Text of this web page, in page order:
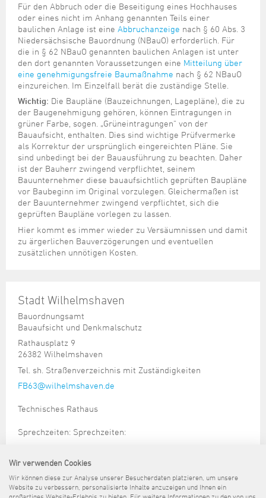
Für den Abbruch oder die Beseitigung eines Hochhauses
oder eines nicht im Anhang genannten Teils einer
baulichen Anlage ist eine Abbruchanzeige nach § 60 Abs. 3
Niedersächsische Bauordnung (NBauO) erforderlich. Für
die in § 62 NBauO genannten baulichen Anlagen ist unter
den dort genannten Voraussetzungen eine Mitteilung über
eine genehmigungsfreie Baumaßnahme nach § 62 NBauO
einzureichen. Im Einzelfall berät die zuständige Stelle.
Wichtig: Die Baupläne (Bauzeichnungen, Lagepläne), die zu
der Baugenehmigung gehören, können Eintragungen in
grüner Farbe, sogen. „Grüneintragungen“ von der
Bauaufsicht, enthalten. Dies sind wichtige Prüfvermerke
als Korrektur der ursprünglich eingereichten Pläne. Sie
sind unbedingt bei der Bauausführung zu beachten. Daher
ist der Bauherr zwingend verpflichtet, seinem
Bauunternehmer diese bauaufsichtlich geprüften Baupläne
vor Baubeginn im Original vorzulegen. Gleichermaßen ist
der Bauunternehmer zwingend verpflichtet, sich die
geprüften Baupläne vorlegen zu lassen.
Hier kommt es immer wieder zu Versäumnissen und damit
zu ärgerlichen Bauverzögerungen und eventuellen
zusätzlichen unnötigen Kosten.
Stadt Wilhelmshaven
Bauordnungsamt
Bauaufsicht und Denkmalschutz
Rathausplatz 9
26382 Wilhelmshaven
Tel. sh. Straßenverzeichnis mit Zuständigkeiten
FB63@wilhelmshaven.de
Technisches Rathaus
Sprechzeiten: Sprechzeiten:
14.00 bis 15:30 Uhr
Einzelfall telefonisch vereinbart werden.
Wir verwenden Cookies
Wir können diese zur Analyse unserer Besucherdaten platzieren, um unsere
Website zu verbessern, personalisierte Inhalte anzuzeigen und Ihnen ein
großartiges Website-Erlebnis zu bieten. Für weitere Informationen zu den von uns